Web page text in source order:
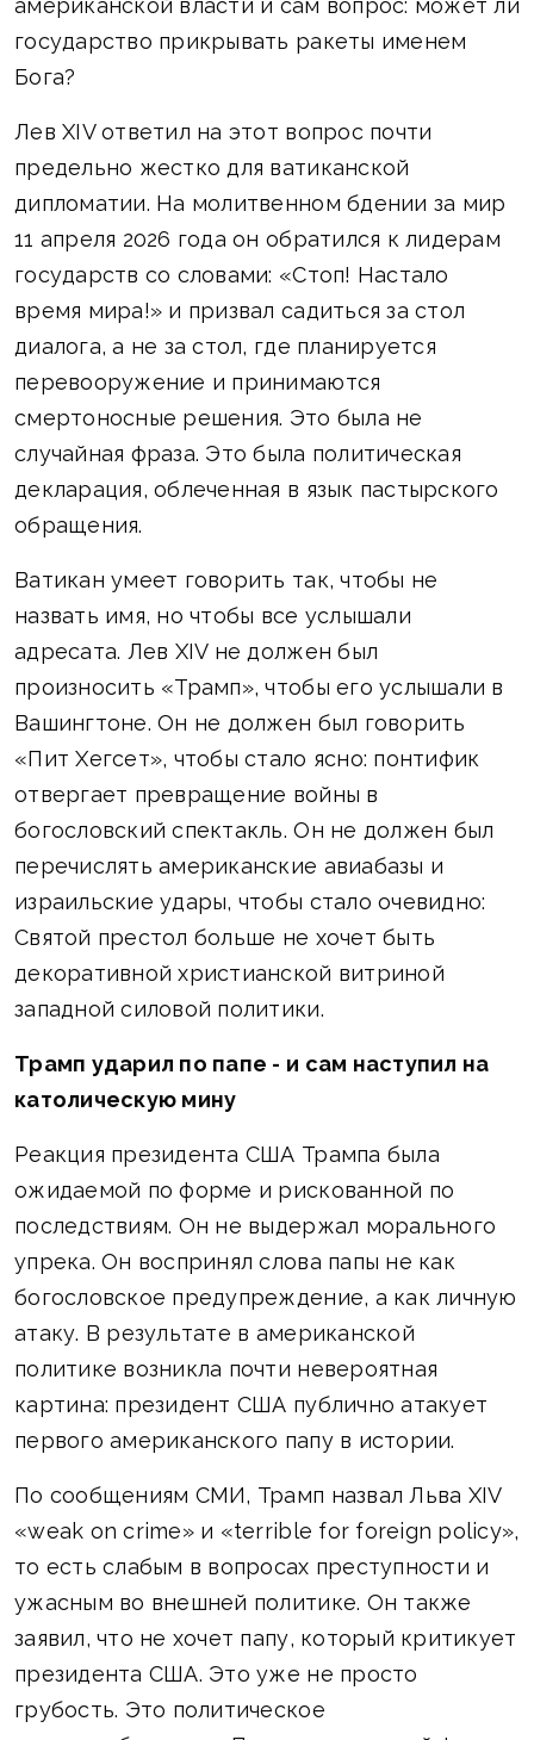
американской власти и сам вопрос: может ли
государство прикрывать ракеты именем
Бога?
Лев XIV ответил на этот вопрос почти
предельно жестко для ватиканской
дипломатии. На молитвенном бдении за мир
11 апреля 2026 года он обратился к лидерам
государств со словами: «Стоп! Настало
время мира!» и призвал садиться за стол
диалога, а не за стол, где планируется
перевооружение и принимаются
смертоносные решения. Это была не
случайная фраза. Это была политическая
декларация, облеченная в язык пастырского
обращения.
Ватикан умеет говорить так, чтобы не
назвать имя, но чтобы все услышали
адресата. Лев XIV не должен был
произносить «Трамп», чтобы его услышали в
Вашингтоне. Он не должен был говорить
«Пит Хегсет», чтобы стало ясно: понтифик
отвергает превращение войны в
богословский спектакль. Он не должен был
перечислять американские авиабазы и
израильские удары, чтобы стало очевидно:
Святой престол больше не хочет быть
декоративной христианской витриной
западной силовой политики.
Трамп ударил по папе - и сам наступил на
католическую мину
Реакция президента США Трампа была
ожидаемой по форме и рискованной по
последствиям. Он не выдержал морального
упрека. Он воспринял слова папы не как
богословское предупреждение, а как личную
атаку. В результате в американской
политике возникла почти невероятная
картина: президент США публично атакует
первого американского папу в истории.
По сообщениям СМИ, Трамп назвал Льва XIV
«weak on crime» и «terrible for foreign policy»,
то есть слабым в вопросах преступности и
ужасным во внешней политике. Он также
заявил, что не хочет папу, который критикует
президента США. Это уже не просто
грубость. Это политическое